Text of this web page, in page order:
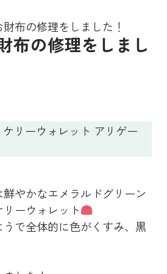
布の修理をしました！
布の修理をしまし
リーウォレット アリゲー
やかなエメラルドグリーン
ーウォレット
で全体的に色がくすみ、黒